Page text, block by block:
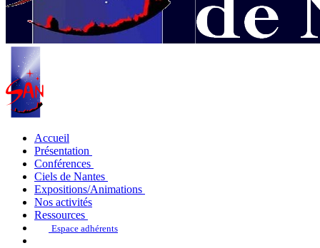
Accueil
Présentation
Conférences
Ciels de Nantes
Expositions/Animations
Nos activités
Ressources
Espace adhérents